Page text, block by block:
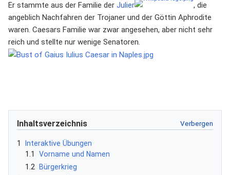
Er stammte aus der Familie der Julier
, die
angeblich Nachfahren der Trojaner und der Göttin Aphrodite
waren. Caesars Familie war zwar angesehen, aber nicht sehr
reich und stellte nur wenige Senatoren.
Inhaltsverzeichnis
1
Interaktive Übungen
1.1
Vorname und Namen
1.2
Bürgerkrieg